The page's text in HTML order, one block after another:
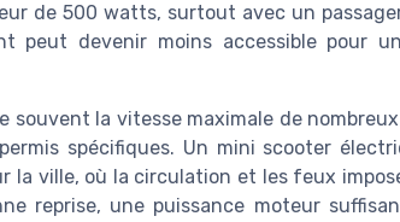
de 500 watts, surtout avec un
peut devenir moins accessible pour
souvent la vitesse maximale de
spécifiques. Un mini scooter
la ville, où la circulation et les feux
reprise, une puissance moteur